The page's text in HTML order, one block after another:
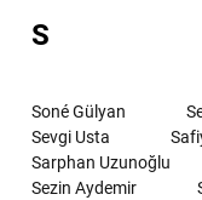
S
Soné Gülyan
Sevgi Usta
Sarphan Uzunoğlu
Sezin Aydemir